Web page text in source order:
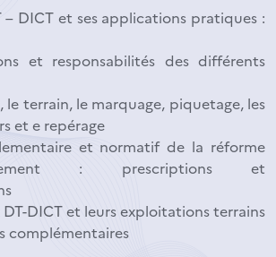
– DICT et ses applications pratiques :
et responsabilités des différents
le terrain, le marquage, piquetage, les
et e repérage
et normatif de la réforme
: prescriptions et
DT-DICT et leurs exploitations terrains
complémentaires